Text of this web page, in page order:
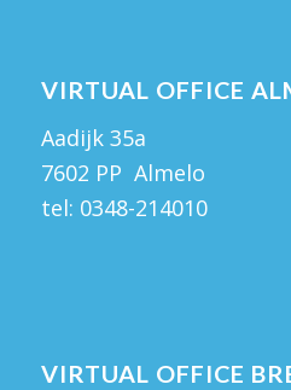
VIRTUAL OFFICE
Aadijk 35a
7602 PP Almelo
tel: 0348-214010
VIRTUAL OFFICE